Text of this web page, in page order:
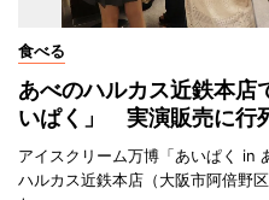
食べる
あべのハルカス近鉄本店
いぱく」 実演販売に行
アイスクリーム万博「あいぱく in
ハルカス近鉄本店（大阪市阿倍野